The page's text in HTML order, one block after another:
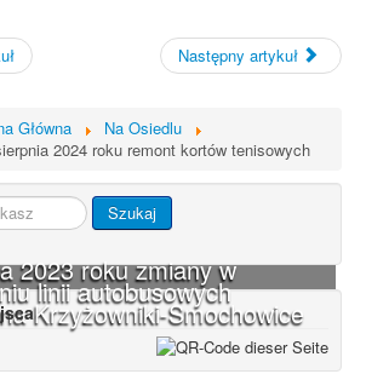
2023 roku zmiany w
linii autobusowych
Krzyżowniki-Smochowice
Następny artykuł
Główna
Na Osiedlu
2024 roku remont kortów tenisowych
Szukaj